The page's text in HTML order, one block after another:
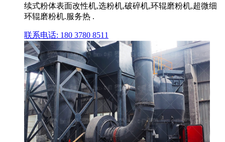
续式粉体表面改性机,选粉机,破碎机,环辊磨粉机,超微细
环辊磨粉机.服务热 .
联系电话: 180 3780 8511